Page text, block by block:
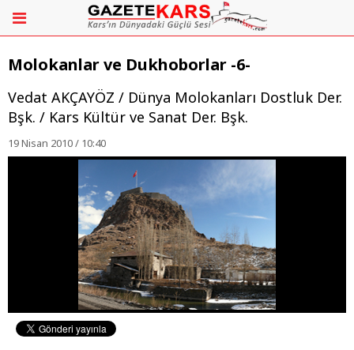
Molokanlar ve Dukhoborlar -6-
Vedat AKÇAYÖZ / Dünya Molokanları Dostluk Der.
Bşk. / Kars Kültür ve Sanat Der. Bşk.
19 Nisan 2010 / 10:40